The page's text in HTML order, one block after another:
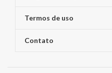
Termos de uso
Contato